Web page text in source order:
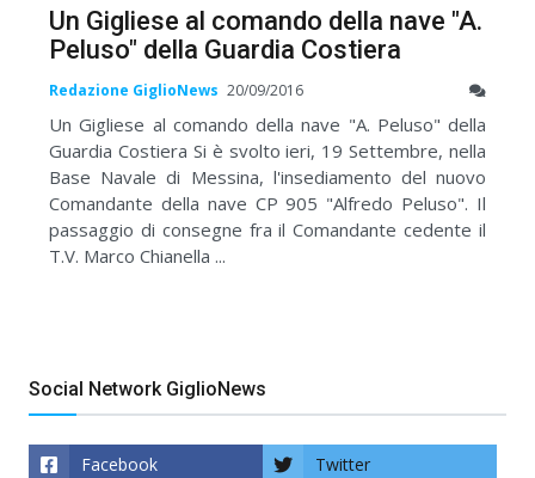
Un Gigliese al comando della nave "A.
Peluso" della Guardia Costiera
Redazione GiglioNews 20/09/2016
Un Gigliese al comando della nave "A. Peluso" della
Guardia Costiera Si è svolto ieri, 19 Settembre, nella
Base Navale di Messina, l'insediamento del nuovo
Comandante della nave CP 905 "Alfredo Peluso". Il
passaggio di consegne fra il Comandante cedente il
T.V. Marco Chianella ...
Social Network GiglioNews
Facebook Twitter